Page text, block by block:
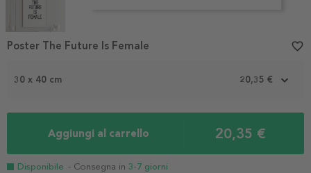
1
30 x 40 cm 20,35 €
Aggiungi al carrello 20,35 €
Disponibile - Consegna in 3-7 giorni
Poster The Future Is Female favorite_border